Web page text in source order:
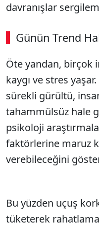
davranışlar
Günün Trend
Öte yandan, birçok
kaygı ve stres
sürekli gürültü,
tahammülsüz hale
psikoloji
faktörlerine maruz
verebileceğini
Bu yüzden uçuş
tüketerek